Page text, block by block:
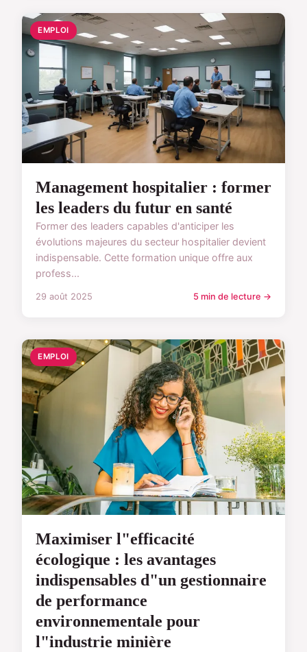
EMPLOI
Management hospitalier : former
les leaders du futur en santé
Former des leaders capables d'anticiper les
évolutions majeures du secteur hospitalier devient
indispensable. Cette formation unique offre aux
profess...
29 août 2025 5 min de lecture →
EMPLOI
Maximiser l"efficacité
écologique : les avantages
indispensables d"un gestionnaire
de performance
environnementale pour
l"industrie minière